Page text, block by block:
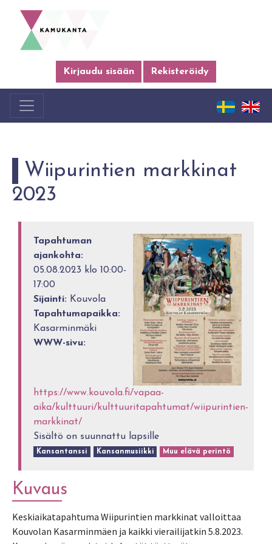
Kirjaudu sisään Rekisteröidy
Wiipurintien markkinat
2023
Tapahtuman
ajankohta:
05.08.2023 klo 10:00-
17:00
Sijainti: Kouvola
Tapahtumapaikka:
Kasarminmäki
WWW-sivu:
https://www.kouvola.fi/vapaa-
aika/kulttuuri/kulttuuritapahtumat/wiipurintien-
markkinat/
Sisältö on suunnattu lapsille
Kansantanssi Kansanmusiikki Muu elävä perintö
Kuvaus
Keskiaikatapahtuma Wiipurintien markkinat valloittaa
Kouvolan Kasarminmäen ja kaikki vierailijatkin 5.8.2023.